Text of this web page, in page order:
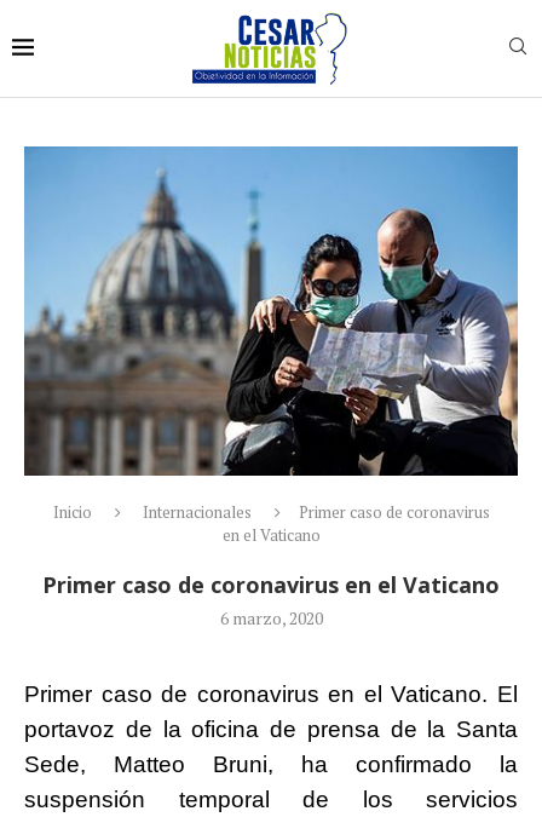
Inicio Internacionales
Primer caso de coronavirus
en el Vaticano
Primer caso de coronavirus en el Vaticano
6 marzo, 2020
Primer caso de coronavirus en el Vaticano. El
portavoz de la oficina de prensa de la Santa
Sede, Matteo Bruni, ha confirmado la
suspensión temporal de los servicios